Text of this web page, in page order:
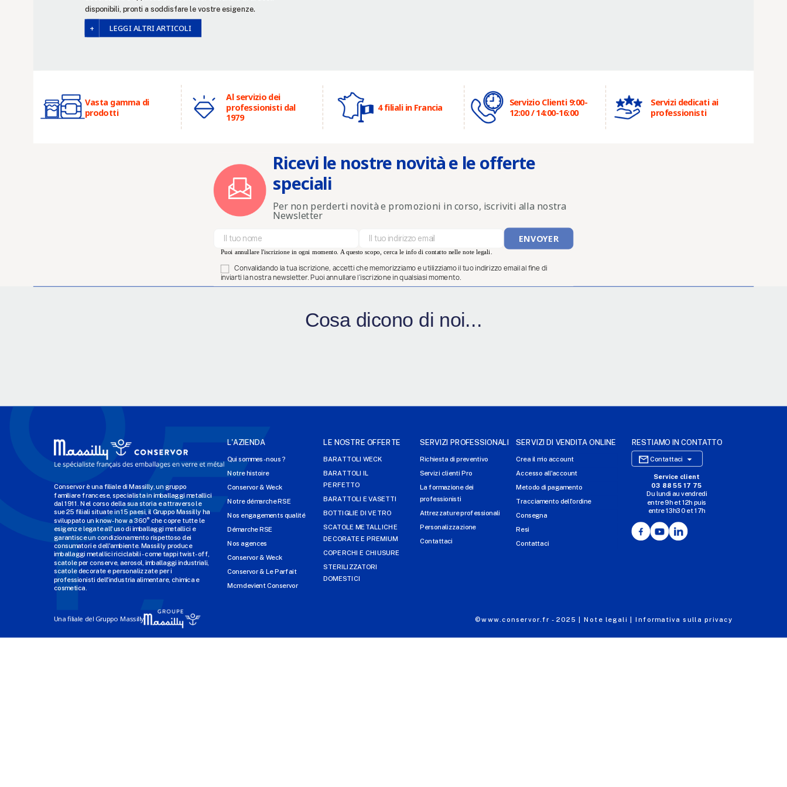
disponibili, pronti a soddisfare le vostre esigenze.
LEGGI ALTRI ARTICOLI
Vasta gamma di
prodotti
Al servizio dei
professionisti dal
1979
4 filiali in Francia
Servizio Clienti 9:00-
12:00 / 14:00-16:00
Servizi dedicati ai
professionisti
Ricevi le nostre novità e le offerte
speciali
Per non perderti novità e promozioni in corso, iscriviti alla nostra
Newsletter
Puoi annullare l'iscrizione in ogni momento. A questo scopo, cerca le info di contatto nelle note legali.
Convalidando la tua iscrizione, accetti che memorizziamo e utilizziamo il tuo indirizzo email al fine di
inviarti la nostra newsletter. Puoi annullare l'iscrizione in qualsiasi momento.
Cosa dicono di noi...
Conservor è una filiale di Massilly, un gruppo
familiare francese, specialista in imballaggi metallici
dal 1911. Nel corso della sua storia e attraverso le
sue 25 filiali situate in 15 paesi, il Gruppo Massilly ha
sviluppato un know-how a 360° che copre tutte le
esigenze legate all'uso di imballaggi metallici e
garantisce un condizionamento rispettoso dei
consumatori e dell'ambiente. Massilly produce
imballaggi metallici riciclabili - come tappi twist-off,
scatole per conserve, aerosol, imballaggi industriali,
scatole decorate e personalizzate per i
professionisti dell'industria alimentare, chimica e
cosmetica.
L'AZIENDA
Qui sommes-nous ?
Notre histoire
Conservor & Weck
Notre démarche RSE
Nos engagements qualité
Démarche RSE
Nos agences
Conservor & Weck
Conservor & Le Parfait
Mcm devient Conservor
LE NOSTRE OFFERTE
BARATTOLI WECK
BARATTOLI IL
PERFETTO
BARATTOLI E VASETTI
BOTTIGLIE DI VETRO
SCATOLE METALLICHE
DECORATE E PREMIUM
COPERCHI E CHIUSURE
STERILIZZATORI
DOMESTICI
SERVIZI PROFESSIONALI
Richiesta di preventivo
Servizi clienti Pro
La formazione dei
professionisti
Attrezzature professionali
Personalizzazione
Contattaci
SERVIZI DI VENDITA ONLINE
Crea il mio account
Accesso all'account
Metodo di pagamento
Tracciamento dell'ordine
Consegna
Resi
Contattaci
RESTIAMO IN CONTATTO
Contattaci 
SITO WEB DI E-COMMERCE
I NOSTRI UFFICI
MASSILLY CONSERVOR
Service client
03 88 55 17 75
Du lundi au vendredi
entre 9h et 12h puis
entre 13h30 et 17h
FacebookYouTubeLinkedIn
Una filiale del Gruppo Massilly ©www.conservor.fr - 2025 | Note legali | Informativa sulla privacy